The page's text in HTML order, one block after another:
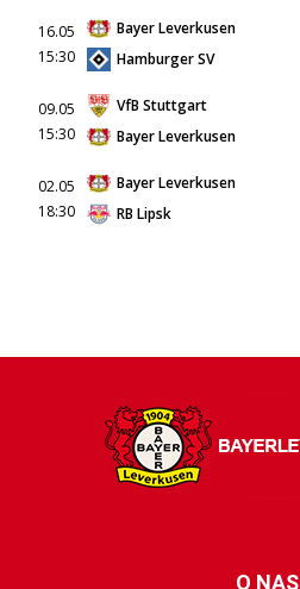
16.05
15:30
Bayer Leverkusen
Hamburger SV
09.05
15:30
VfB Stuttgart
Bayer Leverkusen
02.05
18:30
Bayer Leverkusen
RB Lipsk
O NAS